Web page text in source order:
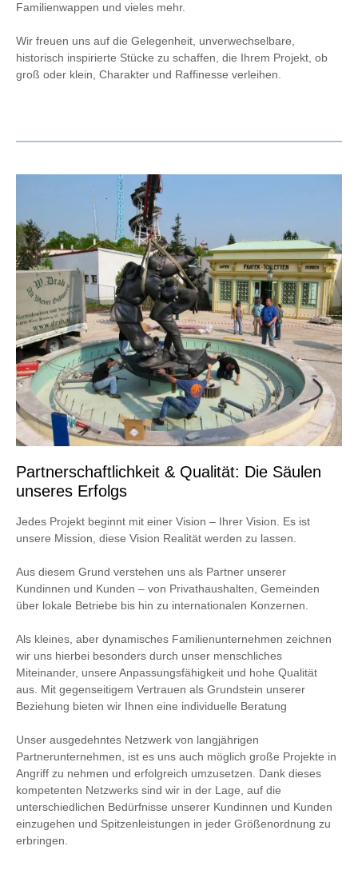
Familienwappen und vieles mehr.
Wir freuen uns auf die Gelegenheit, unverwechselbare,
historisch inspirierte Stücke zu schaffen, die Ihrem Projekt, ob
groß oder klein, Charakter und Raffinesse verleihen.
Partnerschaftlichkeit & Qualität: Die Säulen
unseres Erfolgs
Jedes Projekt beginnt mit einer Vision – Ihrer Vision. Es ist
unsere Mission, diese Vision Realität werden zu lassen.
Aus diesem Grund verstehen uns als Partner unserer
Kundinnen und Kunden – von Privathaushalten, Gemeinden
über lokale Betriebe bis hin zu internationalen Konzernen.
Als kleines, aber dynamisches Familienunternehmen zeichnen
wir uns hierbei besonders durch unser menschliches
Miteinander, unsere Anpassungsfähigkeit und hohe Qualität
aus. Mit gegenseitigem Vertrauen als Grundstein unserer
Beziehung bieten wir Ihnen eine individuelle Beratung
Unser ausgedehntes Netzwerk von langjährigen
Partnerunternehmen, ist es uns auch möglich große Projekte in
Angriff zu nehmen und erfolgreich umzusetzen. Dank dieses
kompetenten Netzwerks sind wir in der Lage, auf die
unterschiedlichen Bedürfnisse unserer Kundinnen und Kunden
einzugehen und Spitzenleistungen in jeder Größenordnung zu
erbringen.